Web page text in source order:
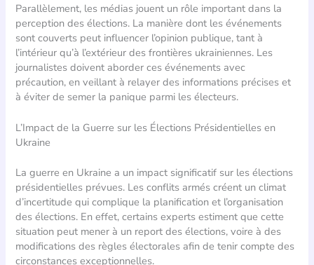
Parallèlement, les médias jouent un rôle important dans la
perception des élections. La manière dont les événements
sont couverts peut influencer l’opinion publique, tant à
l’intérieur qu’à l’extérieur des frontières ukrainiennes. Les
journalistes doivent aborder ces événements avec
précaution, en veillant à relayer des informations précises et
à éviter de semer la panique parmi les électeurs.
L’Impact de la Guerre sur les Élections Présidentielles en
Ukraine
La guerre en Ukraine a un impact significatif sur les élections
présidentielles prévues. Les conflits armés créent un climat
d’incertitude qui complique la planification et l’organisation
des élections. En effet, certains experts estiment que cette
situation peut mener à un report des élections, voire à des
modifications des règles électorales afin de tenir compte des
circonstances exceptionnelles.